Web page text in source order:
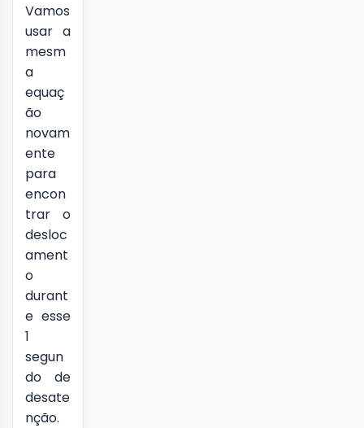
Vamos
usar a
mesm
a
equaç
ão
novam
ente
para
encon
trar o
desloc
ament
o
durant
e esse
1
segun
do de
desate
nção.